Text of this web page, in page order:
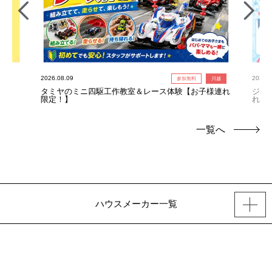
2026.08.09 参加無料 川越
タミヤのミニ四駆工作教室＆レース体験【お子様連れ
限定！】
ジャ
れ限
一覧へ
ハウスメーカー一覧